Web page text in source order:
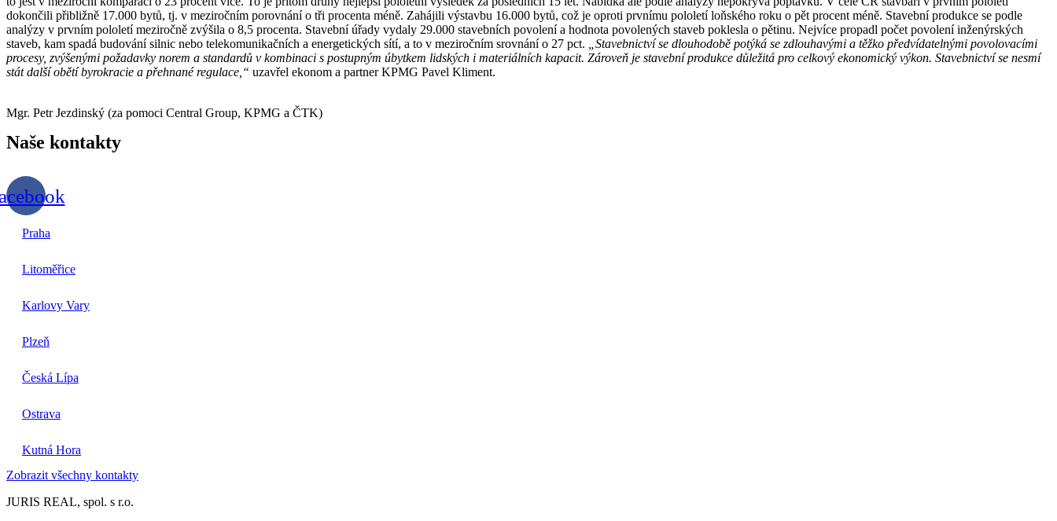
dokončili přibližně 17.000 bytů, tj. v meziročním porovnání o tři procenta méně. Zahájili výstavbu 16.000 bytů, což je oproti prvnímu pololetí loňského roku o pět procent méně. Stavební produkce se podle
analýzy v prvním pololetí meziročně zvýšila o 8,5 procenta. Stavební úřady vydaly 29.000 stavebních povolení a hodnota povolených staveb poklesla o pětinu. Nejvíce propadl počet povolení inženýrských
staveb, kam spadá budování silnic nebo telekomunikačních a energetických sítí, a to v meziročním srovnání o 27 pct.
„Stavebnictví se dlouhodobě potýká se zdlouhavými a těžko předvídatelnými povolovacími
procesy, zvýšenými požadavky norem a standardů v kombinaci s postupným úbytkem lidských i materiálních kapacit. Zároveň je stavební produkce důležitá pro celkový ekonomický výkon. Stavebnictví se nesmí
stát další obětí byrokracie a přehnané regulace,“ uzavřel ekonom a partner KPMG Pavel Kliment.
Mgr. Petr Jezdinský (za pomoci Central Group, KPMG a ČTK)
Naše kontakty
Praha
Litoměřice
Karlovy Vary
Plzeň
Česká Lípa
Ostrava
Kutná Hora
Zobrazit všechny kontakty
JURIS REAL, spol. s r.o.